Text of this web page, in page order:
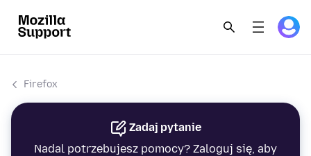
Firefox
Zadaj pytanie
Nadal potrzebujesz pomocy? Zaloguj się, aby